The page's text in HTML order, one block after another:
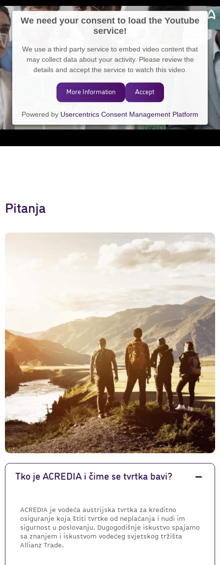
We need your consent to load the Youtube
service!
We use a third party service to embed video content that
may collect data about your activity. Please review the
details and accept the service to watch this video.
More Information Accept
Powered by Usercentrics Consent Management Platform
Pitanja
Tko je ACREDIA i čime se tvrtka bavi?
ACREDIA je vodeća austrijska tvrtka za kreditno
osiguranje koja štiti tvrtke od neplaćanja i nudi im
sigurnost u poslovanju. Dugogodišnje iskustvo spajamo
sa znanjem i iskustvom vodećeg svjetskog tržišta
Allianz Trade.